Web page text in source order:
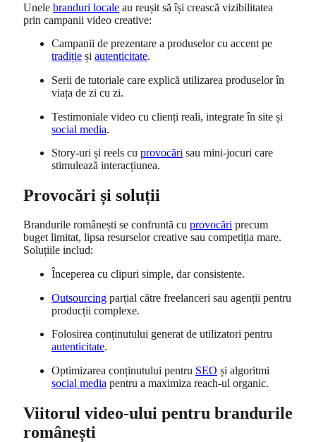
Unele branduri locale au reușit să își crească vizibilitatea
prin campanii video creative:
Campanii de prezentare a produselor cu accent pe
tradiție și autenticitate.
Serii de tutoriale care explică utilizarea produselor în
viața de zi cu zi.
Testimoniale video cu clienți reali, integrate în site și
social media.
Story-uri și reels cu provocări sau mini-jocuri care
stimulează interacțiunea.
Provocări și soluții
Brandurile românești se confruntă cu provocări precum
buget limitat, lipsa resurselor creative sau competiția mare.
Soluțiile includ:
Începerea cu clipuri simple, dar consistente.
Outsourcing parțial către freelanceri sau agenții pentru
producții complexe.
Folosirea conținutului generat de utilizatori pentru
autenticitate.
Optimizarea conținutului pentru SEO și algoritmi
social media pentru a maximiza reach-ul organic.
Viitorul video-ului pentru brandurile
românești